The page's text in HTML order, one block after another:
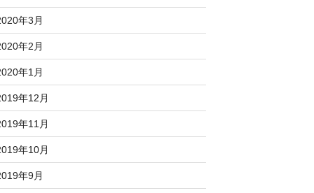
年3月
年2月
年1月
年12月
年11月
年10月
年9月